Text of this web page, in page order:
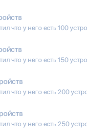
что у него есть 100
что у него есть 150
что у него есть 200
что у него есть 250